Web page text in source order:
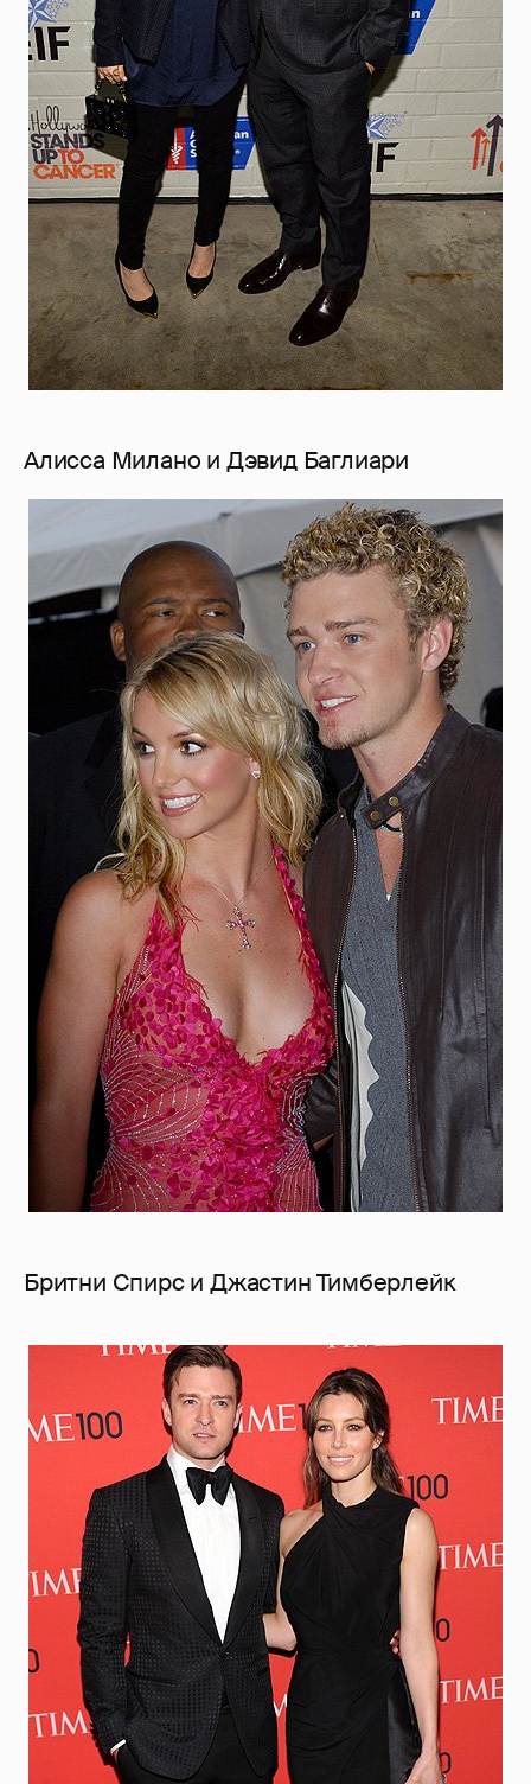
Алисса Милано и Дэвид Баглиари
Бритни Спирс и Джастин Тимберлейк